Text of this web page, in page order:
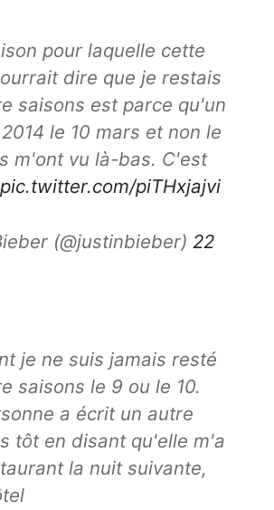
pour laquelle cette
dire que je restais
saisons est parce qu'un
le 10 mars et non le
m'ont vu là-bas. C'est
pic.twitter.com/piTHxjajvi
(@justinbieber) 22
je ne suis jamais resté
saisons le 9 ou le 10.
a écrit un autre
tôt en disant qu'elle m'a
la nuit suivante,